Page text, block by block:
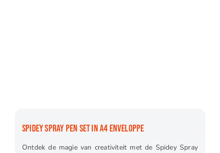
SPIDEY SPRAY PEN SET IN A4 ENVELOPPE
Ontdek de magie van creativiteit met de Spidey Spray